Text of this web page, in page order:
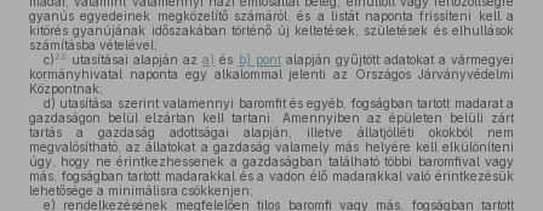
gyanús egyedeinek megközelítő számáról, és a listát naponta frissíteni kell a
kitörés gyanújának időszakában történő új keltetések, születések és elhullások
számításba vételével;
c) 22 utasításai alapján aza) és b) pontalapján gyűjtött adatokat a vármegyei
kormányhivatal naponta egy alkalommal jelenti az Országos Járványvédelmi
Központnak;
d) utasítása szerint valamennyi baromfit és egyéb, fogságban tartott madarat a
gazdaságon belül elzártan kell tartani. Amennyiben az épületen belüli zárt
tartás a gazdaság adottságai alapján, illetve állatjólléti okokból nem
megvalósítható, az állatokat a gazdaság valamely más helyére kell elkülöníteni
úgy, hogy ne érintkezhessenek a gazdaságban található többi baromfival vagy
más, fogságban tartott madarakkal és a vadon élő madarakkal való érintkezésük
lehetősége a minimálisra csökkenjen;
e) rendelkezésének megfelelően tilos baromfi vagy más, fogságban tartott